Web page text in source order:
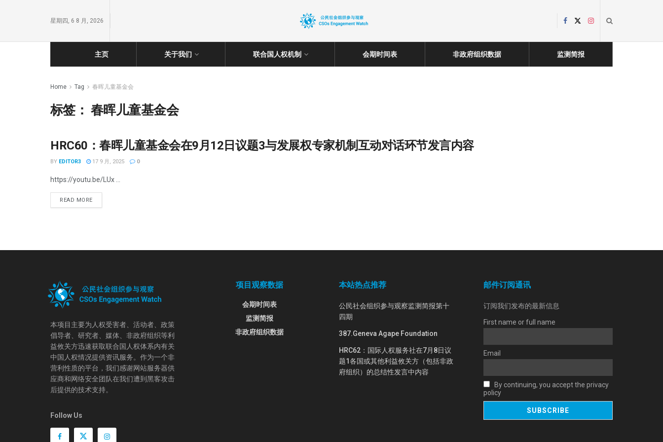
星期四, 6 8 月, 2026
主页 关于我们 联合国人权机制 会期时间表 非政府组织数据 监测简报
Home Tag 春晖儿童基金会
标签： 春晖儿童基金会
公民社会组织倡导
HRC60：春晖儿童基金会在9月12日议题3与发展权专家机制互动对话环节发言内容
BY EDITOR3 17 9 月, 2025 0
https://youtu.be/LUx ...
READ MORE
本项目主要为人权受害者、活动者、政策
倡导者、研究者、媒体、非政府组织等利
益攸关方迅速获取联合国人权体系内有关
中国人权情况提供资讯服务。作为一个非
营利性质的平台，我们感谢网站服务器供
应商和网络安全团队在我们遭到黑客攻击
后提供的技术支持。
Follow Us
项目观察数据
会期时间表
监测简报
非政府组织数据
本站热点推荐
公民社会组织参与观察监测简报第十
四期
387.Geneva Agape Foundation
HRC62：国际人权服务社在7月8日议
题1各国或其他利益攸关方（包括非政
府组织）的总结性发言中内容
邮件订阅通讯
订阅我们发布的最新信息
First name or full name
Email
By continuing, you accept the privacy
policy